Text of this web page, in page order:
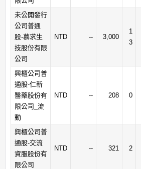
未公開發行
公司普通
股-慕求生
技股份有限
公司
NTD -- 3,000
1
3
興櫃公司普
通股-仁新
醫藥股份有
限公司_流
動
NTD -- 208 0
興櫃公司普
通股-交流
資服股份有
限公司
NTD -- 321 2